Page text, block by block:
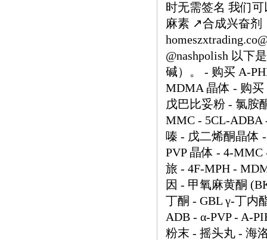
时无需签名 我们
麻素 ↗️合成兴奋
@nashpolish 以下
碱）。 - 购买 A-
MDMA 晶体 - 购买
戊巴比妥粉 - 氯胺
MMC - 5CL-ADBA
嗪 - 戊二烯酮晶体
PVP 晶体 - 4-
旅 - 4F-MPH -
因 - 甲氧麻黄酮
丁酮 - GBL γ-丁内
ADB - α-PVP - A-
粉末 - 摇头丸 - 海